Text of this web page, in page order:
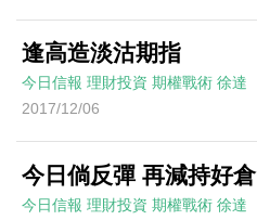
逢高造淡沽期指
今日信報 理財投資 期權戰術 徐達
2017/12/06
今日倘反彈 再減持好倉
今日信報 理財投資 期權戰術 徐達